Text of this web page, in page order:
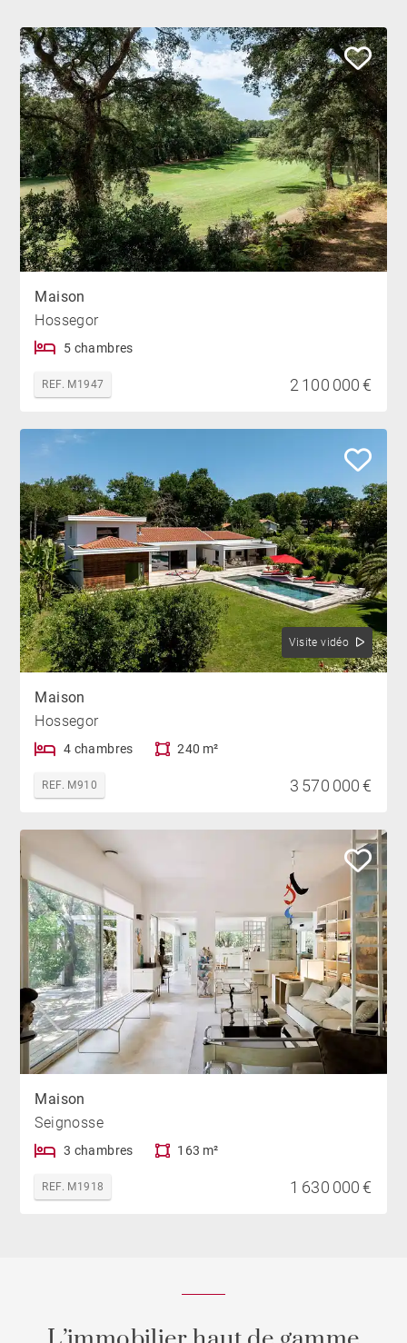
Maison
Hossegor
5 chambres
REF. M1947 2 100 000 €
Visite vidéo
Maison
Hossegor
4 chambres 240 m²
REF. M910 3 570 000 €
Maison
Seignosse
3 chambres 163 m²
REF. M1918 1 630 000 €